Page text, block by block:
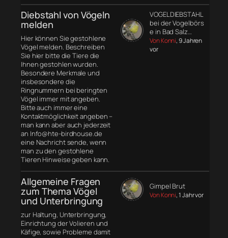
Diebstahl von Vögeln
melden
Hier können Sie gestohlene
Vögel melden. Beschreiben
Sie hier bitte die Tiere die
Ihnen gestohlen wurden.
Besondere Merkmale und
insbesondere die
Ringnummern bei beringten
Vögel immer mit angeben.
Bitte auch immer eine
Kontaktmöglichkeit angeben –
man kann aber auch jederzeit
an Info@hte-birdhouse.de
eine Nachricht sende, wenn
man zu den gestohlene
Tieren Hinweise geben kann.
VOGELDIEBSTAHL
bei der Vogelbörs
e in Bad Salz…
Von Konni, 9 Jahren
vor
Allgemeine Fragen
zum Thema Vögel
und Unterbringung
zur Haltung, Unterbringung,
Einrichtung der Volieren und
Käfige, sowie Probleme damit
Gimpel Brut
Von Konni, 1 Jahr vor